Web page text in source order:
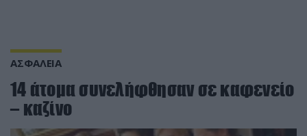
ΑΣΦΑΛΕΙΑ
14 άτομα συνελήφθησαν σε καφενείο
– καζίνο